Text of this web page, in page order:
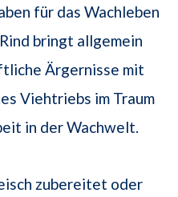
für das Wachleben
bringt allgemein
Ärgernisse mit
Viehtriebs im Traum
in der Wachwelt.
zubereitet oder